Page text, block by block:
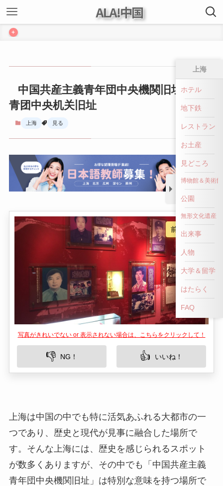
ALA!中国
+
中国共産主義青年団中央機関旧址 ｜ 共
青团中央机关旧址
上海 見る
前へ戻る
写真がきれいでない or 表示されない場合は、こちらをクリックして！
👎 NG！ 👍 いいね！
上海は中国の中でも特に活気あふれる大都市の一
つであり、歴史と現代が見事に融合した場所で
す。そんな上海には、歴史を感じられるスポット
が数多くありますが、その中でも「中国共産主義
青年団中央機関旧址」は特別な意味を持つ場所で
上海
ホテル
地下鉄
レストラン
お土産
見どころ
博物館＆美術館
公園
無形文化遺産
出来事
人物
大学＆留学
はたらく
FAQ